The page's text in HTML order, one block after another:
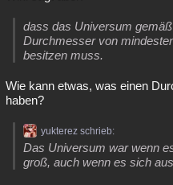
dass das Universum
Durchmesser von
besitzen muss.
Wie kann etwas, was einen
haben?
yukterez schrieb:
Das Universum war wenn
groß, auch wenn es sich